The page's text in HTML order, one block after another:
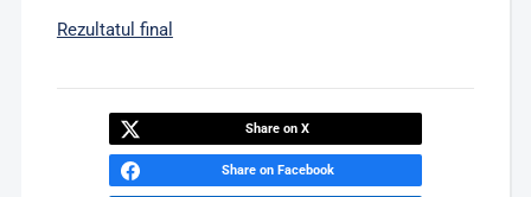
Rezultatul final
Share on X
Share on Facebook